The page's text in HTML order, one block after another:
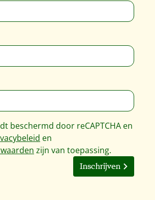
beschermd door reCAPTCHA en
en
zijn van toepassing.
Inschrijven